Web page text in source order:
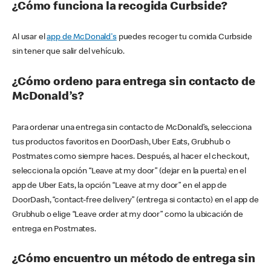
¿Cómo funciona la recogida Curbside?
Al usar elapp de McDonald'spuedes recoger tu comida Curbside
sin tener que salir del vehículo.
¿Cómo ordeno para entrega sin contacto de
McDonald’s?
Para ordenar una entrega sin contacto de McDonald’s, selecciona
tus productos favoritos en DoorDash, Uber Eats, Grubhub o
Postmates como siempre haces. Después, al hacer el checkout,
selecciona la opción “Leave at my door” (dejar en la puerta) en el
app de Uber Eats, la opción “Leave at my door” en el app de
DoorDash, “contact-free delivery” (entrega si contacto) en el app de
Grubhub o elige “Leave order at my door” como la ubicación de
entrega en Postmates.
¿Cómo encuentro un método de entrega sin